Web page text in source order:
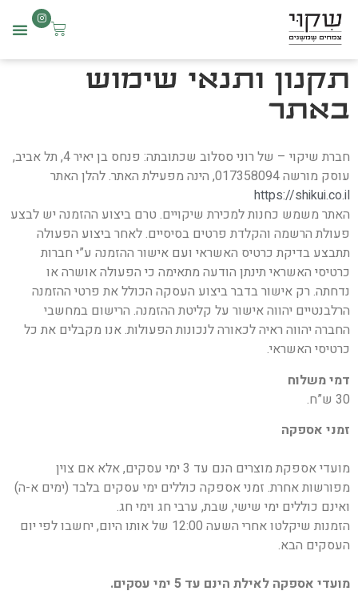
שִׂים
לֵב:
בְּאֲתָר
זֶה
מֻפְעֶלֶת
מַעֲרֶכֶת
הַמְּסַיַּעַת
לִנְגִישׁוּת
הָאֲתָר.
תקנון ותנאי שימוש
באתר
חברת שיקוי – של רוני ססלוב שכתובתה: פנחס בן יאיר 4, תל אביב,
עוסק מורשה 017358094, הינה מפעילת האתר. להלן האתר
https://shikui.co.il
האתר משמש כחנות למכירת שיקויים. טרם ביצוע ההזמנה יש לבצע
פעולת הרשמה והקלדת פרטים בסיסיים. לאחר ביצוע הפעולה
תתבצע בדיקת כרטיס האשראי ועם אישור ההזמנה ע”י חברות
כרטיסי האשראי תינתן הודעה מתאימה כי הפעולה אושרה או
נדחתה. רק אישור בדבר ביצוע העסקה הכולל את פרטי ההזמנה
הרלבנטיים יהווה אישור על קליטת ההזמנה. הרישום במחשבי
החברה יהווה ראיה לכאורה לנכונות הפעולות. אנו מקבלים את כל
כרטיסי האשראי.
דמי משלוח
30 ש”ח.
זמני אספקה
מועדי אספקת מוצרים הנם עד 3 ימי עסקים, אלא אם צוין
מפורשות אחרת. זמני אספקה כוללים ימי עסקים בלבד (ימים א-ה)
ואינם כוללים ימי שישי, שבת, ערבי חג וימי חג.
הזמנות שיקלטו אחרי השעה 12:00 של אותו היום, יחשבו לפי יום
העסקים הבא.
מועדי אספקה לאילת הינם עד 5 ימי עסקים.